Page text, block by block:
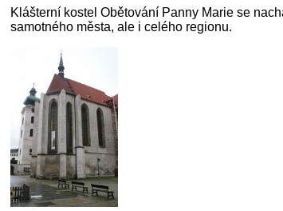
Klášterní kostel Obětování Panny Marie se
samotného města, ale i celého regionu.